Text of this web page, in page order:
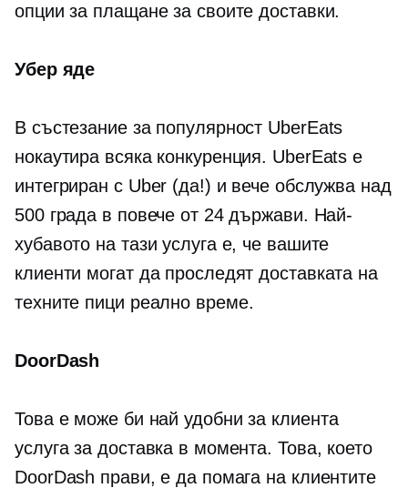
опции за плащане за своите доставки.
Убер яде
В състезание за популярност UberEats
нокаутира всяка конкуренция. UberEats е
интегриран с Uber (да!) и вече обслужва над
500 града в повече от 24 държави. Най-
хубавото на тази услуга е, че вашите
клиенти могат да проследят доставката на
техните пици реално време.
DoorDash
Това е може би найудобни за клиента
услуга за доставка в момента. Това, което
DoorDash прави, е да помага на клиентите